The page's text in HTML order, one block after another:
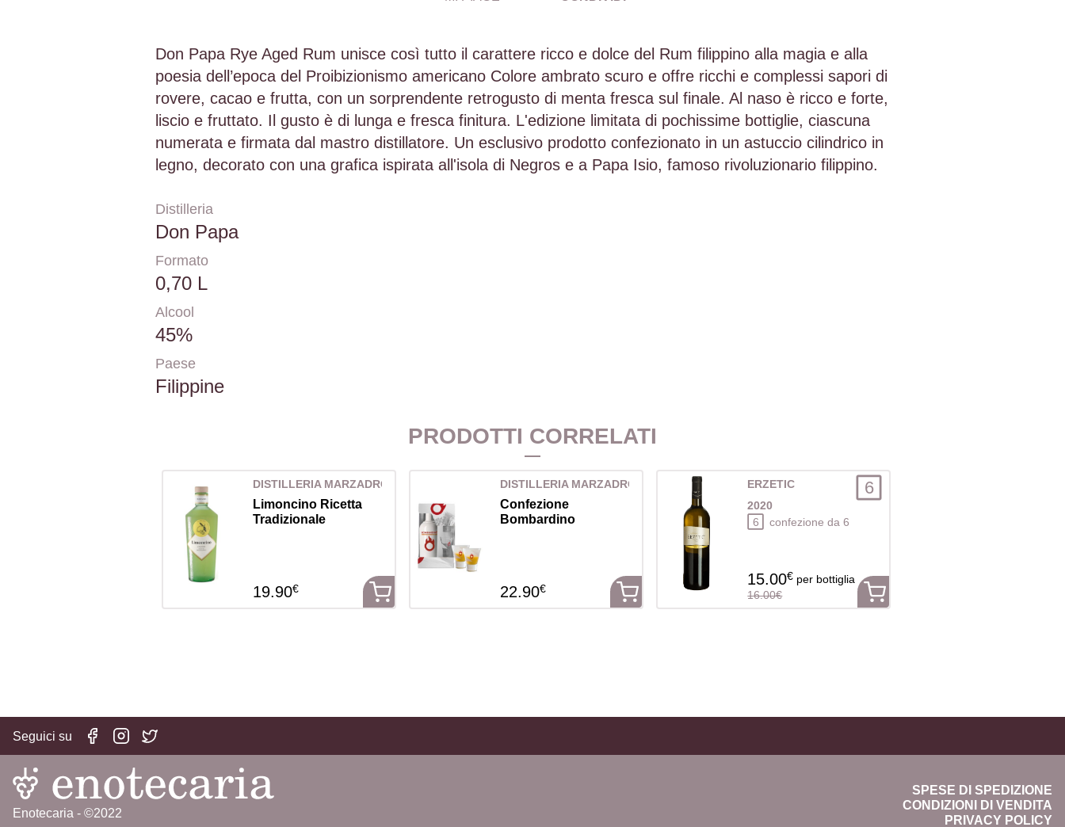
Don Papa Rye Aged Rum unisce così tutto il carattere ricco e dolce del Rum filippino alla magia e alla
poesia dell’epoca del Proibizionismo americano Colore ambrato scuro e offre ricchi e complessi sapori di
rovere, cacao e frutta, con un sorprendente retrogusto di menta fresca sul finale. Al naso è ricco e forte,
liscio e fruttato. Il gusto è di lunga e fresca finitura. L'edizione limitata di pochissime bottiglie, ciascuna
numerata e firmata dal mastro distillatore. Un esclusivo prodotto confezionato in un astuccio cilindrico in
legno, decorato con una grafica ispirata all'isola di Negros e a Papa Isio, famoso rivoluzionario filippino.
Distilleria
Don Papa
Formato
0,70 L
Alcool
45%
Paese
Filippine
PRODOTTI CORRELATI
DISTILLERIA MARZADRO
Limoncino Ricetta
Tradizionale
19.90€
DISTILLERIA MARZADRO
Confezione
Bombardino
22.90€
ERZETIC
2020
6
confezione da 6
6
15.00€ per bottiglia
16.00€
Enotecaria - ©2022
Seguici su
SPESE DI SPEDIZIONE
CONDIZIONI DI VENDITA
PRIVACY POLICY